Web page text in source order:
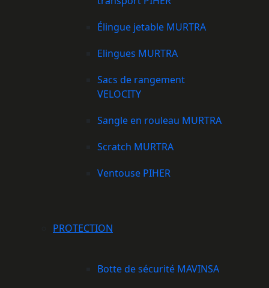
Élingue jetable MURTRA
Elingues MURTRA
Sacs de rangement
VELOCITY
Sangle en rouleau MURTRA
Scratch MURTRA
Ventouse PIHER
PROTECTION
Botte de sécurité MAVINSA